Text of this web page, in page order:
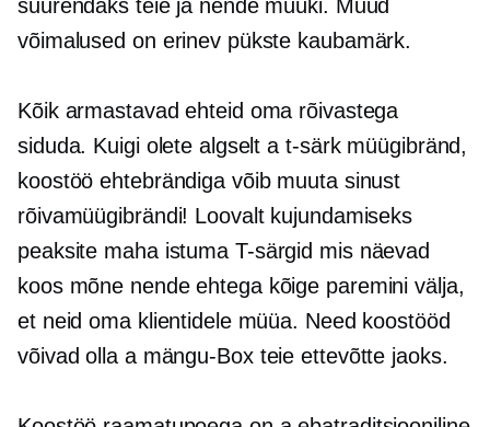
suurendaks teie ja nende müüki. Muud
võimalused on erinev pükste kaubamärk.
Kõik armastavad ehteid oma rõivastega
siduda. Kuigi olete algselt a t-särkmüügibränd,
koostöö ehtebrändiga võib muuta sinust
rõivamüügibrändi! Loovalt kujundamiseks
peaksite maha istuma T-särgid mis näevad
koos mõne nende ehtega kõige paremini välja,
et neid oma klientidele müüa. Need koostööd
võivad olla a mängu-Boxteie ettevõtte jaoks.